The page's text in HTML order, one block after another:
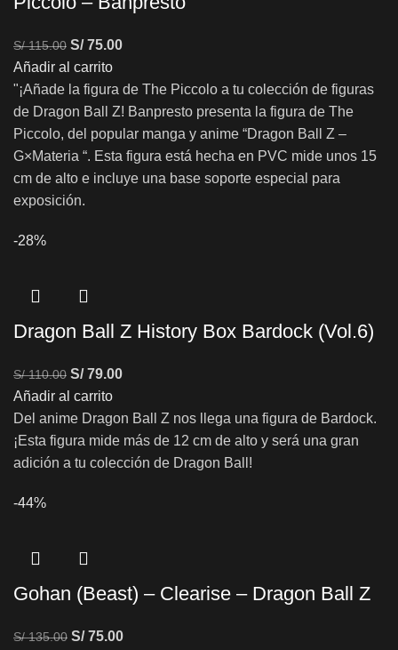
S/115.00 S/75.00
Añadir al carrito
"¡Añade la figura de The Piccolo a tu colección de figuras
de Dragon Ball Z! Banpresto presenta la figura de The
Piccolo, del popular manga y anime “Dragon Ball Z –
G×Materia “. Esta figura está hecha en PVC mide unos 15
cm de alto e incluye una base soporte especial para
exposición.
-28%
Dragon Ball Z History Box Bardock (Vol.6)
S/110.00 S/79.00
Añadir al carrito
Del anime Dragon Ball Z nos llega una figura de Bardock.
¡Esta figura mide más de 12 cm de alto y será una gran
adición a tu colección de Dragon Ball!
-44%
Gohan (Beast) – Clearise – Dragon Ball Z
S/135.00 S/75.00